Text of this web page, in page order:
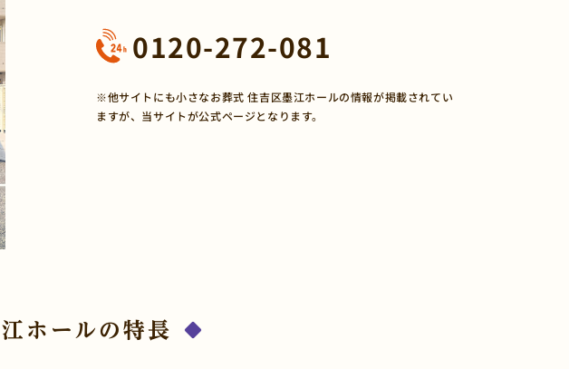
0120-272-081
※他サイトにも小さなお葬式 住吉区墨江ホールの情報が掲載されてい
ますが、当サイトが公式ページとなります。
ホールの特長